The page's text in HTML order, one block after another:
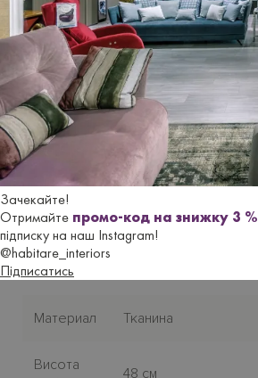
Зачекайте!
Отримайте промо-код на знижку 3 %
підписку на наш Instagram!
@habitare_interiors
Підписатись
Бренд CICIERELLO GROUP
Країна-
виробник
Італія
Сучасний
Версія
Нiжки/
основа
Материал Тканина
Висота
48 см